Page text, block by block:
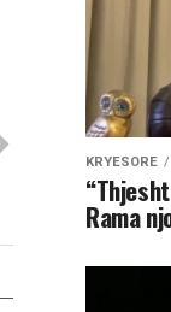
KRYESORE
Rama